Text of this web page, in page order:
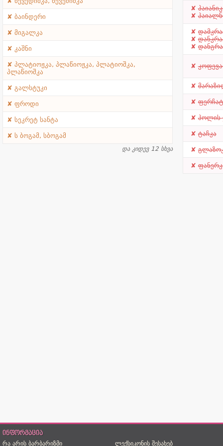
ბაინდერი
მიგალკა
კაშნი
პლატიოჟკა, პლაწიოჟკა, პლატიოშკა,
პლაწიოშკა
გალსტუკი
ფროდი
სეკრეტ სანტა
ს ბოგამ, სბოგამ
და კიდევ 12 სხვა
პოლის
ტაჩკა
ინფორმაცია
რა არის ბარბარიზმი
ლექსიკონის შესახებ